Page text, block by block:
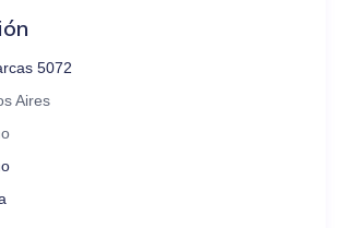
de La Rural, el Hipódromo de
de Estados Unidos, y con
gastronómica y cultura en los
la ciudad!
al final del anuncio. Allí tendrán
sobre el buen uso del alojamiento.
5072
Aires